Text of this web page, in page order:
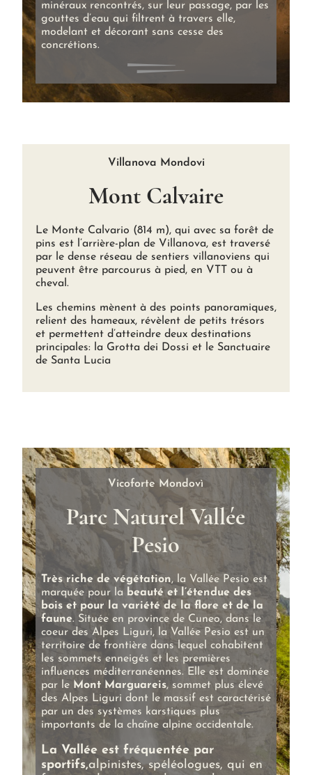
minéraux rencontrés, sur leur passage, par les
gouttes d’eau qui filtrent à travers elle,
modelant et décorant sans cesse des
concrétions.
Villanova Mondovi
Mont Calvaire
Le Monte Calvario (814 m), qui avec sa forêt de
pins est l’arrière-plan de Villanova, est traversé
par le dense réseau de sentiers villanoviens qui
peuvent être parcourus à pied, en VTT ou à
cheval.
Les chemins mènent à des points panoramiques,
relient des hameaux, révèlent de petits trésors
et permettent d’atteindre deux destinations
principales: la Grotta dei Dossi et le Sanctuaire
de Santa Lucia
Vicoforte Mondovì
Parc Naturel Vallée
Pesio
Très riche de végétation, la Vallée Pesio est
marquée pour la beauté et l’étendue des
bois et pour la variété de la flore et de la
faune. Située en province de Cuneo, dans le
coeur des Alpes Liguri, la Vallée Pesio est un
territoire de frontière dans lequel cohabitent
les sommets enneigés et les premières
influences méditerranéennes. Elle est dominée
par le Mont Marguareis, sommet plus élevé
des Alpes Liguri dont le massif est caractérisé
par un des systèmes karstiques plus
importants de la chaîne alpine occidentale.
La Vallée est fréquentée par
sportifs,alpinistes, spéléologues, qui en